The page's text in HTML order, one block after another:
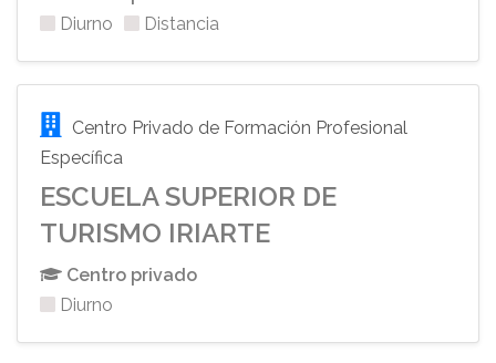
Diurno
Distancia
Centro Privado de Formación Profesional
Específica
ESCUELA SUPERIOR DE
TURISMO IRIARTE
Centro privado
Diurno